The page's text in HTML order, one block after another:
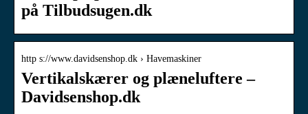
på Tilbudsugen.dk
http s://www.davidsenshop.dk › Havemaskiner
Vertikalskærer og plæneluftere –
Davidsenshop.dk